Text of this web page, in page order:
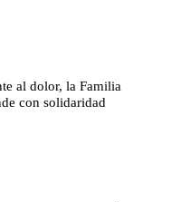
al dolor, la Familia
con solidaridad